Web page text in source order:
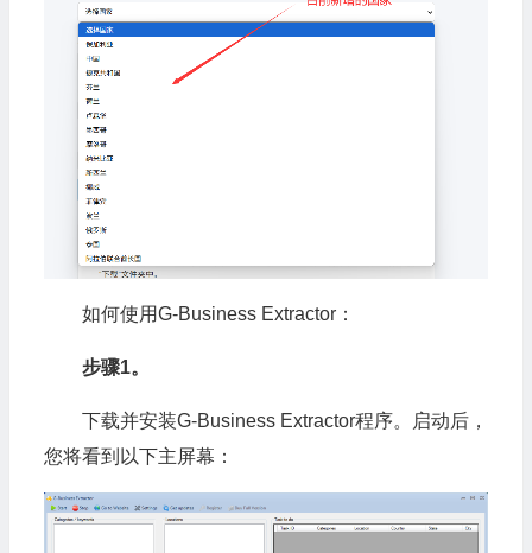
如何使用G-Business Extractor：
步骤1。
下载并安装G-Business Extractor程序。启动后，
您将看到以下主屏幕：